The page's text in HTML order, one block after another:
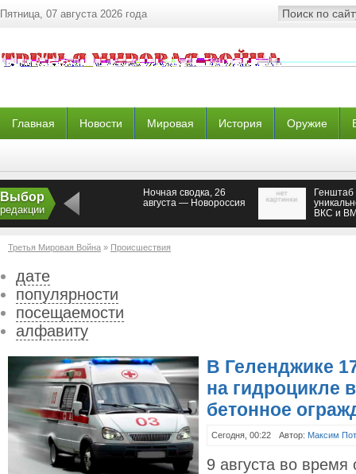
Пятница, 07 августа 2026 года
Главная Новости Мировая История Оружие
Выбор
редакции
Ночная сводка, 26
августа — Новороссия
Генштаб
ВКС и
Третья Мировая Война » Происшествия
дате
популярности
посещаемости
алфавиту
В Геленджике
на гидроцикле
бетонное
Сегодня, 00:22 Автор: Максим
9 августа во